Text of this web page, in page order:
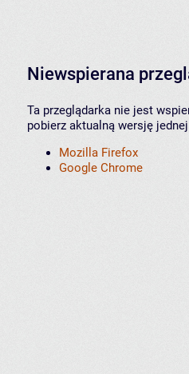
Niewspierana
Ta przeglądarka nie jest
pobierz aktualną wersję
Mozilla Firefox
Google Chrome